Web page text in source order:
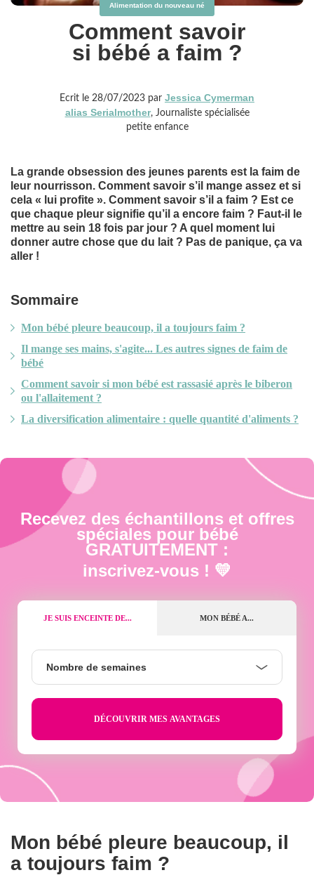
Alimentation du nouveau né
Comment savoir
si bébé a faim ?
Ecrit le 28/07/2023 par Jessica Cymerman
alias Serialmother, Journaliste spécialisée
petite enfance
La grande obsession des jeunes parents est la faim de
leur nourrisson. Comment savoir s’il mange assez et si
cela « lui profite ». Comment savoir s’il a faim ? Est ce
que chaque pleur signifie qu’il a encore faim ? Faut-il le
mettre au sein 18 fois par jour ? A quel moment lui
donner autre chose que du lait ? Pas de panique, ça va
aller !
Sommaire
Mon bébé pleure beaucoup, il a toujours faim ?
Il mange ses mains, s'agite... Les autres signes de faim de
bébé
Comment savoir si mon bébé est rassasié après le biberon
ou l'allaitement ?
La diversification alimentaire : quelle quantité d'aliments ?
Recevez des échantillons et offres
spéciales pour bébé
GRATUITEMENT :
inscrivez-vous ! 💛
JE SUIS ENCEINTE DE... MON BÉBÉ A...
semaines
Nombre de semaines
Mon bébé pleure beaucoup, il
a toujours faim ?